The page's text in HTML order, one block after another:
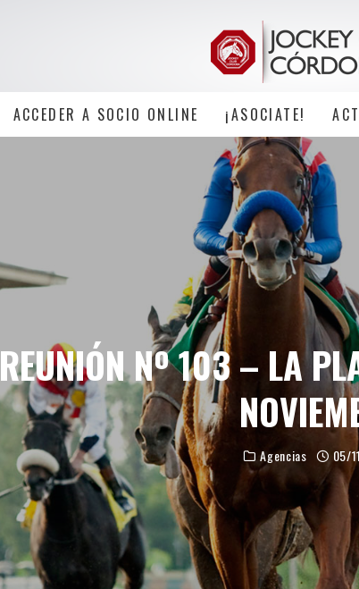
ACCEDER A SOCIO ONLINE ¡ASOCIATE!
REUNIÓN Nº 103 – LA
Agencias 05/